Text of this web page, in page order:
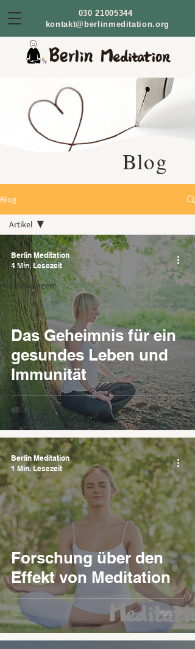
030 21005344
kontakt@berlinmeditation.org
Blog
Blog
Alle
Artikel
Erfahrungen
Artikel
Das Geheimnis für ein
gesundes Leben und
Immunität
Berlin Meditation
4 Min. Lesezeit
Forschung über den
Effekt von Meditation
Berlin Meditation
1 Min. Lesezeit